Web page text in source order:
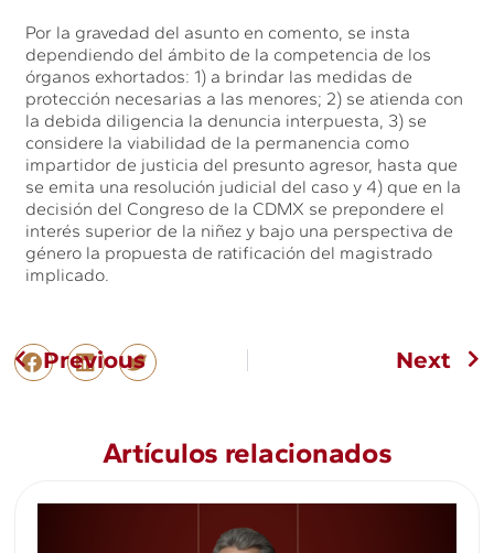
Por la gravedad del asunto en comento, se insta
dependiendo del ámbito de la competencia de los
órganos exhortados: 1) a brindar las medidas de
protección necesarias a las menores; 2) se atienda con
la debida diligencia la denuncia interpuesta, 3) se
considere la viabilidad de la permanencia como
impartidor de justicia del presunto agresor, hasta que
se emita una resolución judicial del caso y 4) que en la
decisión del Congreso de la CDMX se prepondere el
interés superior de la niñez y bajo una perspectiva de
género la propuesta de ratificación del magistrado
implicado.
Previous Next
Artículos relacionados